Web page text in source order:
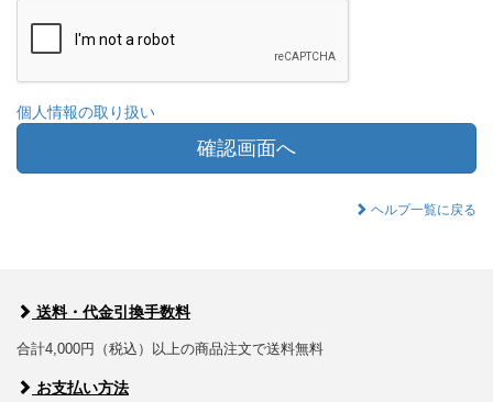
個人情報の取り扱い
確認画面へ
ヘルプ一覧に戻る
送料・代金引換手数料
合計4,000円（税込）以上の商品注文で送料無料
お支払い方法